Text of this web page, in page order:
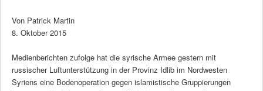
Von Patrick Martin
8. Oktober 2015
Medienberichten zufolge hat die syrische Armee gestern mit
russischer Luftunterstützung in der Provinz Idlib im Nordwesten
Syriens eine Bodenoperation gegen islamistische Gruppierungen